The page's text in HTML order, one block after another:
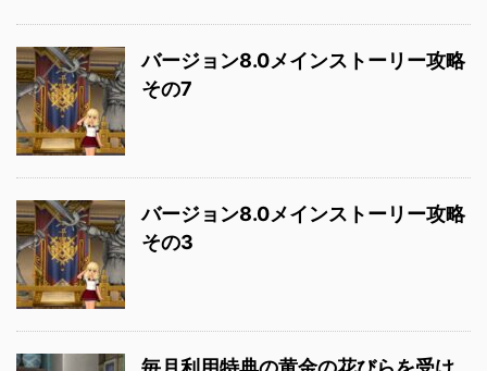
バージョン8.0メインストーリー攻略
その7
バージョン8.0メインストーリー攻略
その3